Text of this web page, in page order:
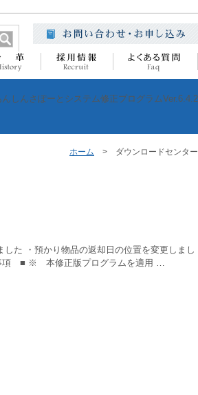
ホーム > ダウンロードセンター
た ・預かり物品の返却日の位置を変更しまし
項 ■ ※ 本修正版プログラムを適用 …